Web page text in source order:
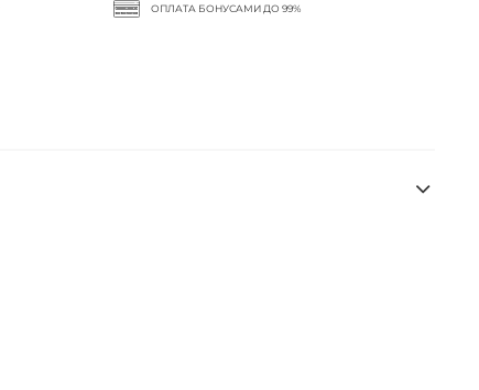
ОПЛАТА БОНУСАМИ ДО 99%